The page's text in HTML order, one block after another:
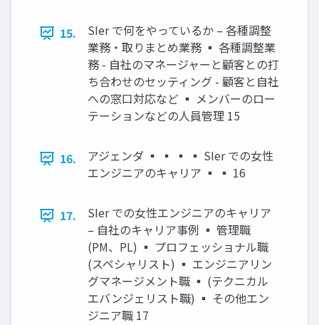
15.
SIer で何をやっているか – 各種調整
業務・取りまとめ業務 ▪ 各種調整業
務 - 自社のマネージャーと顧客との打
ち合わせのセッティング - 顧客と自社
への窓口対応など ▪ メンバーのロー
テーションなどの人員管理 15
16.
アジェンダ ▪ ▪ ▪ ▪ SIer での女性
エンジニアのキャリア ▪ ▪ 16
17.
SIer での女性エンジニアのキャリア
– 自社のキャリア事例 ▪ 管理職
(PM、PL) ▪ プロフェッショナル職
(スペシャリスト) ▪ エンジニアリン
グマネージメント職 ▪ (テクニカル
エバンジェリスト職) ▪ その他エン
ジニア職 17